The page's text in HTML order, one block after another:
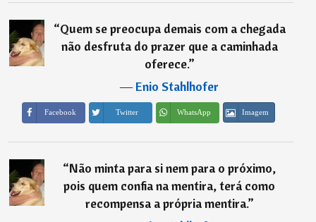
“Quem se preocupa demais com a chegada
não desfruta do prazer que a caminhada
oferece.”
―Enio Stahlhofer
Facebook Twitter WhatsApp Imagem
“Não minta para si nem para o próximo,
pois quem confia na mentira, terá como
recompensa a própria mentira.”